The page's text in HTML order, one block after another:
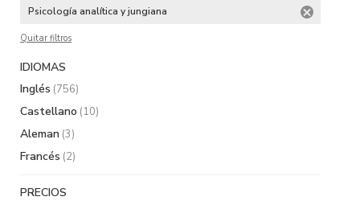
Psicología analítica y jungiana
Quitar filtros
IDIOMAS
Inglés (756)
Castellano (10)
Aleman (3)
Francés (2)
PRECIOS